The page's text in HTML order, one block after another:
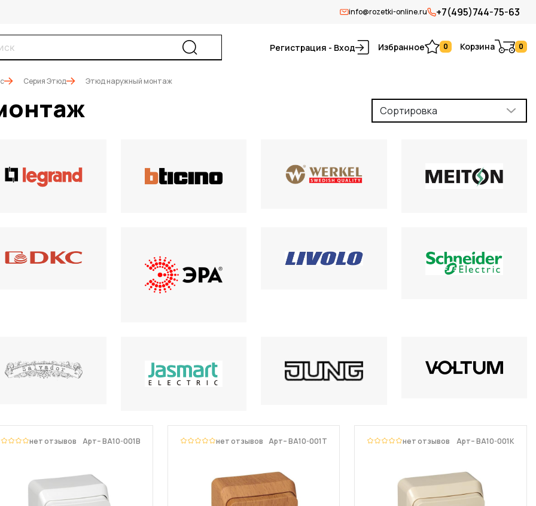
info@rozetki-online.ru +7(495)744-75-63
Регистрация - Вход Избранное 0 Корзина 0
Серия Этюд Этюд наружный монтаж
Сортировка
нет отзывов Арт– BA10-001B нет отзывов Арт– BA10-001T нет отзывов Арт– BA10-001K